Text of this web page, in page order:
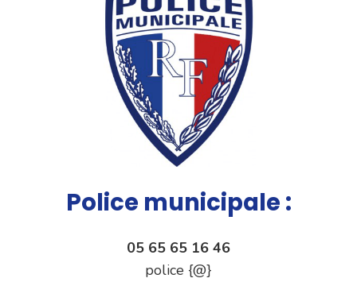
Police municipale :
05 65 65 16 46
police {@}